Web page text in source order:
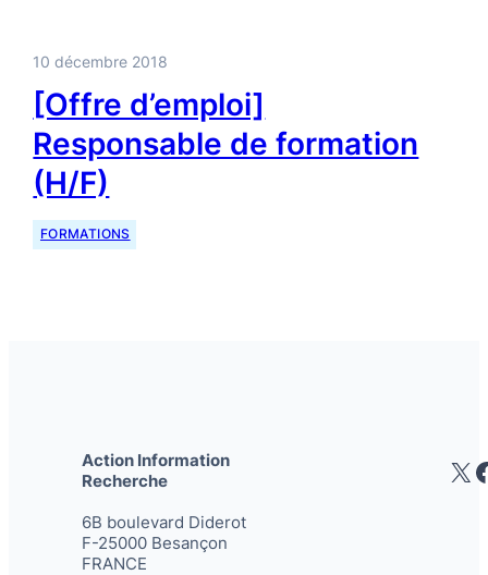
10 décembre 2018
[Offre d’emploi]
Responsable de formation
(H/F)
FORMATIONS
Action Information
Recherche
6B boulevard Diderot
F-25000 Besançon
FRANCE
X